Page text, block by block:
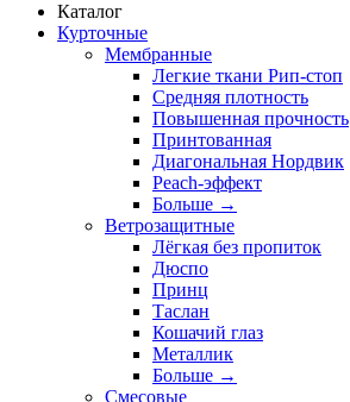
Каталог
Курточные
Мембранные
Легкие ткани Рип-стоп
Средняя плотность
Повышенная прочность
Принтованная
Диагональная Нордвик
Peach-эффект
Больше →
Ветрозащитные
Лёгкая без пропиток
Дюспо
Принц
Таслан
Кошачий глаз
Металлик
Больше →
Смесовые